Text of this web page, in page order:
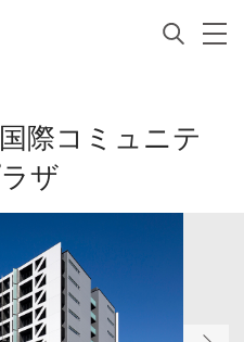
際コミュニテ
ザ